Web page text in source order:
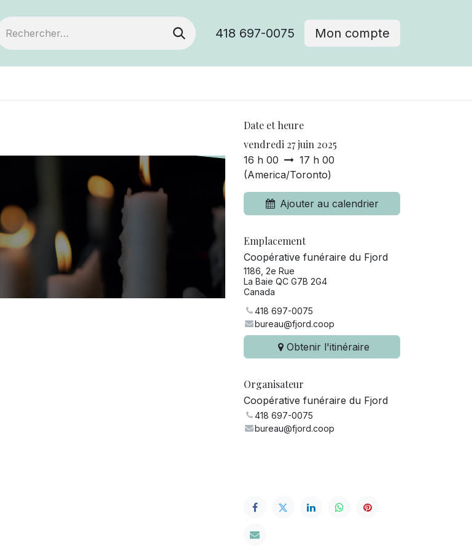
418 697-0075 Mon compte
Date et heure
vendredi 27 juin 2025
16 h 00
17 h 00
(America/Toronto)
Ajouter au calendrier
Emplacement
Coopérative funéraire du Fjord
1186, 2e Rue
La Baie QC G7B 2G4
Canada
418 697-0075
bureau@fjord.coop
Obtenir l'itinéraire
Organisateur
Coopérative funéraire du Fjord
418 697-0075
bureau@fjord.coop